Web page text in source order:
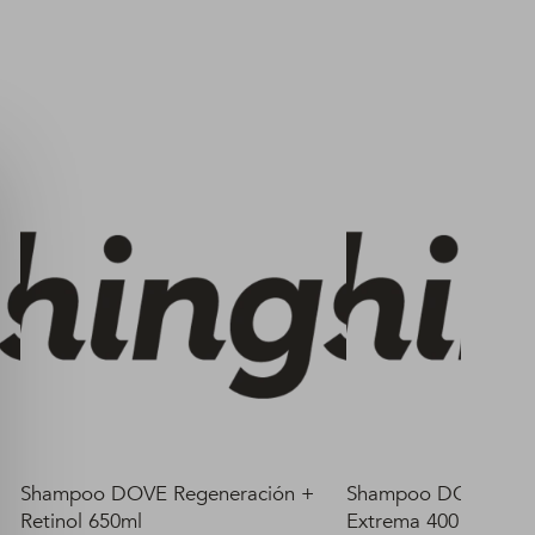
Shampoo DOVE Regeneración +
Retinol 650ml
Shampoo DOVE
Extrema 400 ml